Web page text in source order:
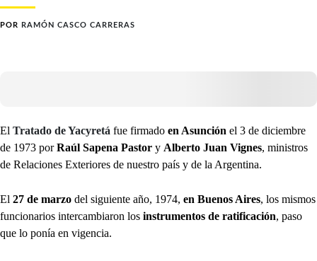
POR RAMÓN CASCO CARRERAS
El Tratado de Yacyretá fue firmado en Asunción el 3 de diciembre
de 1973 porRaúl Sapena Pastor y Alberto Juan Vignes, ministros
de Relaciones Exteriores de nuestro país y de la Argentina.
El 27 de marzo del siguiente año, 1974, en Buenos Aires, los mismos
funcionarios intercambiaron los instrumentos de ratificación, paso
que lo ponía en vigencia.